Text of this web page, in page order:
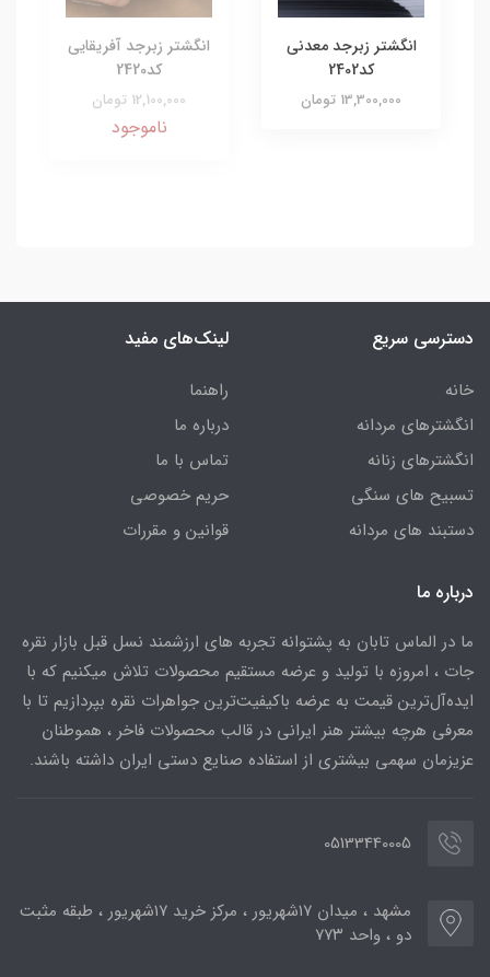
انگشتر زبرجد معدنی
کد2402
13,300,000 تومان
انگشتر زبرجد آفریقایی
کد2420
12,100,000 تومان
ناموجود
دسترسی سریع
خانه
انگشترهای مردانه
انگشترهای زنانه
تسبیح های سنگی
دستبند های مردانه
لینک‌های مفید
راهنما
درباره ما
تماس با ما
حریم خصوصی
قوانین و مقررات
درباره ما
ما در الماس تابان به پشتوانه تجربه های ارزشمند نسل قبل بازار نقره
جات ، امروزه با تولید و عرضه مستقیم محصولات تلاش میکنیم که با
ایده‌آل‌ترین قیمت به عرضه باکیفیت‌ترین جواهرات نقره بپردازیم تا با
معرفی هرچه بیشتر هنر ایرانی در قالب محصولات فاخر ، هموطنان
عزیزمان سهمی بیشتری از استفاده صنایع دستی ایران داشته باشند.
05133440005
مشهد ، میدان ۱۷شهریور ، مرکز خرید ۱۷شهریور ، طبقه مثبت
دو ، واحد ۷۷۳